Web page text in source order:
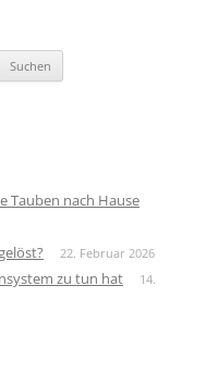
Tauben nach Hause
22. Februar 2026
zu tun hat
14.